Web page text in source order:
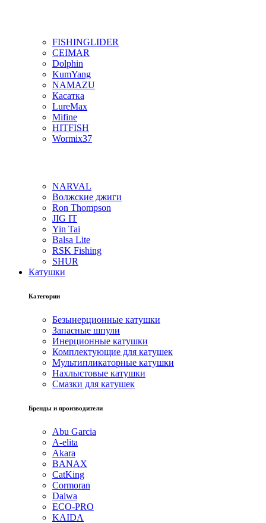
FISHINGLIDER
CEIMAR
Dolphin
KumYang
NAMAZU
Касатка
LureMax
Mifine
HITFISH
Wormix37
NARVAL
Волжские джиги
Ron Thompson
JIG IT
Yin Tai
Balsa Lite
RSK Fishing
SHUR
Катушки
Категории
Безынерционные катушки
Запасные шпули
Инерционные катушки
Комплектующие для катушек
Мультипликаторные катушки
Нахлыстовые катушки
Смазки для катушек
Бренды и производители
Abu Garcia
A-elita
Akara
BANAX
CatKing
Cormoran
Daiwa
ECO-PRO
KAIDA